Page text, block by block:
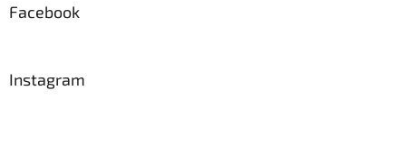
Facebook
Instagram